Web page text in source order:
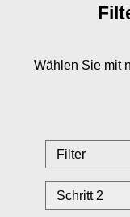
Wählen Sie mit